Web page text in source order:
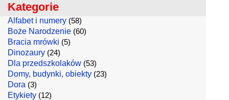
Kategorie
Alfabet i numery (58)
Boże Narodzenie (60)
Bracia mrówki (5)
Dinozaury (24)
Dla przedszkolaków (53)
Domy, budynki, obiekty (23)
Dora (3)
Etykiety (12)